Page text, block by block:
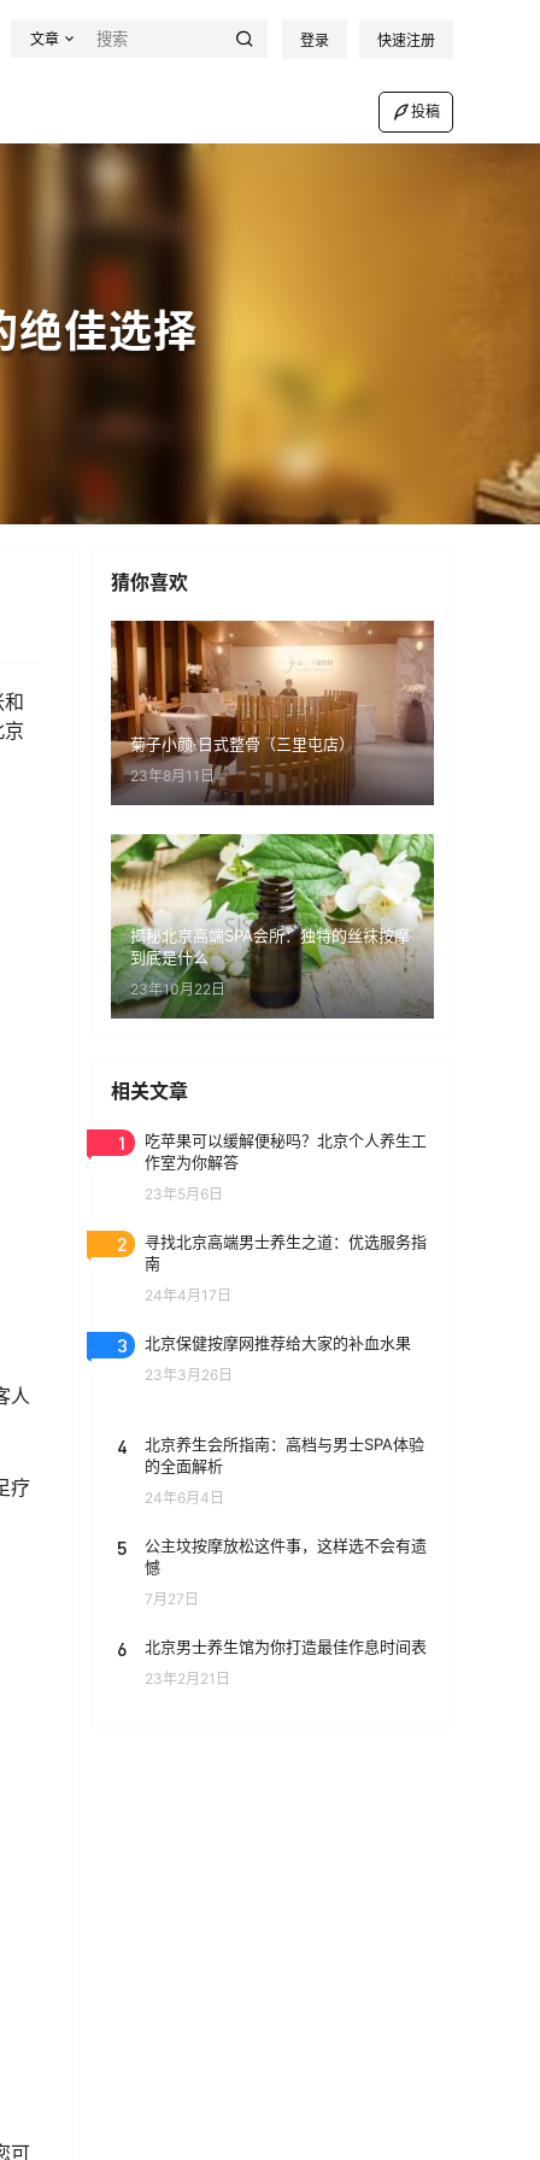
文章 登录 快速注册
投稿
绝佳选择
人
疗
可
猜你喜欢
菊子小颜·日式整骨（三里屯店）
23年8月11日
揭秘北京高端SPA会所：独特的丝袜按摩
到底是什么
23年10月22日
相关文章
1
吃苹果可以缓解便秘吗？北京个人养生工
作室为你解答
23年5月6日
2
寻找北京高端男士养生之道：优选服务指
南
24年4月17日
3 北京保健按摩网推荐给大家的补血水果
23年3月26日
4
北京养生会所指南：高档与男士SPA体验
的全面解析
24年6月4日
5
公主坟按摩放松这件事，这样选不会有遗
憾
7月27日
6 北京男士养生馆为你打造最佳作息时间表
23年2月21日